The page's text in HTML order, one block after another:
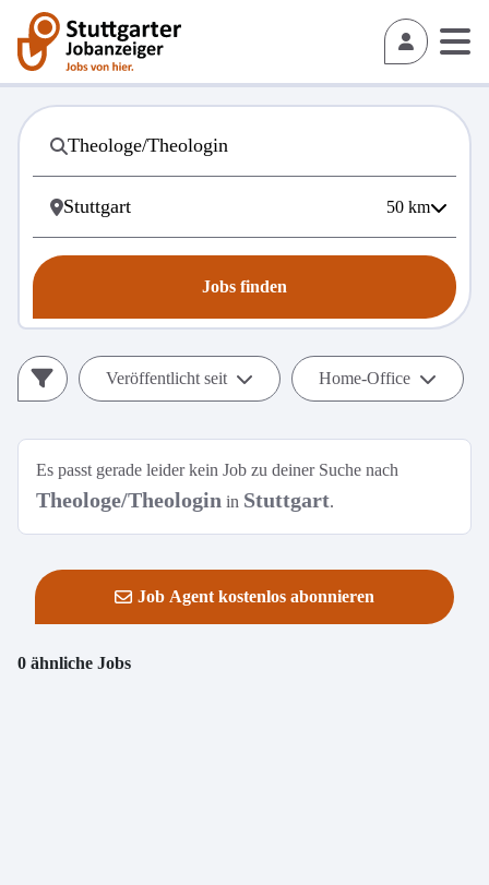
50 km
Jobs finden
Veröffentlicht seit Home-Office
Es passt gerade leider kein Job zu deiner Suche nach
Theologe/Theologin in Stuttgart.
Job Agent kostenlos abonnieren
0 ähnliche Jobs